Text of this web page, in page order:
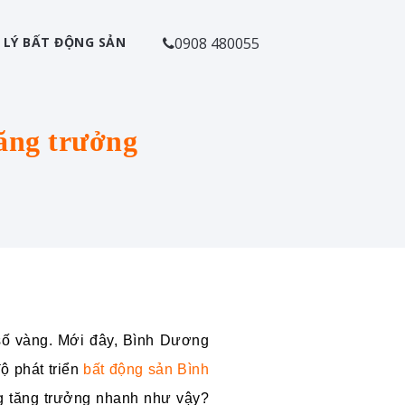
LÝ BẤT ĐỘNG SẢN 0908 480055
trưởng
vàng. Mới đây, Bình Dương
phát triển bất động sản Bình
tăng trưởng nhanh như vậy?